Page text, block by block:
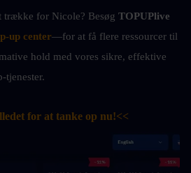
trække for Nicole? Besøg TOPUPlive
up center—for at få flere ressourcer til
hold med vores sikre, effektive
tjenester.
for at tanke op nu!<<